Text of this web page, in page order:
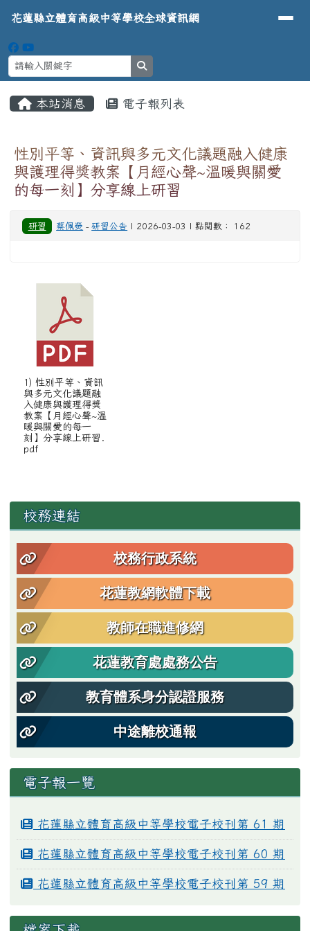
花蓮縣立體育高級中等學校全球資
導覽列
花蓮縣立體育高級中等學校全球資訊網
本站消息 電子報列表
性別平等、資訊與多元文化議題融入健康
與護理得獎教案【月經心聲~溫暖與關愛
的每一刻】分享線上研習
研習 蔡佩熒 -研習公告 | 2026-03-03 | 點閱數： 162
1) 性別平等、資訊
與多元文化議題融
入健康與護理得獎
教案【月經心聲~溫
暖與關愛的每一
刻】分享線上研習.
pdf
左邊區域內容
校務連結
校務行政系統
花蓮教網軟體下載
教師在職進修網
花蓮教育處處務公告
教育體系身分認證服務
中途離校通報
電子報一覽
花蓮縣立體育高級中等學校電子校刊第 61 期
花蓮縣立體育高級中等學校電子校刊第 60 期
花蓮縣立體育高級中等學校電子校刊第 59 期